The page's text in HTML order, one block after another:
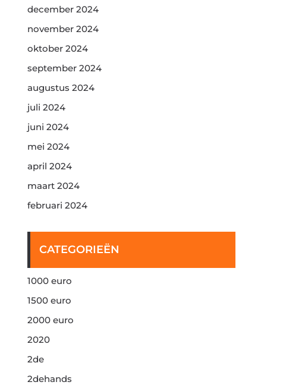
december 2024
november 2024
oktober 2024
september 2024
augustus 2024
juli 2024
juni 2024
mei 2024
april 2024
maart 2024
februari 2024
CATEGORIEËN
1000 euro
1500 euro
2000 euro
2020
2de
2dehands